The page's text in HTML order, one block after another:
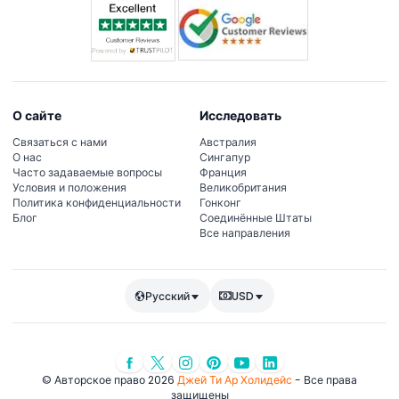
О сайте
Связаться с нами
О нас
Часто задаваемые вопросы
Условия и положения
Политика конфиденциальности
Блог
Исследовать
Австралия
Сингапур
Франция
Великобритания
Гонконг
Соединённые Штаты
Все направления
Русский USD
© Авторское право 2026 Джей Ти Ар Холидейс- Все права
защищены